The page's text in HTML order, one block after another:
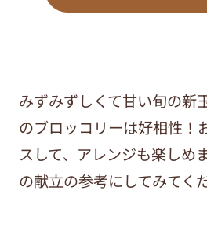
みずみずしくて甘い旬の新
のブロッコリーは好相性！
スして、アレンジも楽しめ
の献立の参考にしてみてく